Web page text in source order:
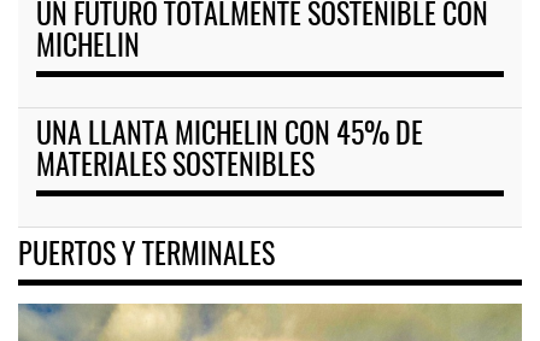
UN FUTURO TOTALMENTE SOSTENIBLE CON
MICHELIN
UNA LLANTA MICHELIN CON 45% DE
MATERIALES SOSTENIBLES
PUERTOS Y TERMINALES